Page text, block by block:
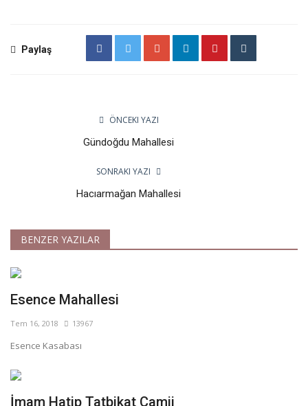
Paylaş
ÖNCEKI YAZI
Gündoğdu Mahallesi
SONRAKI YAZI
Hacıarmağan Mahallesi
BENZER YAZILAR
Esence Mahallesi
Tem 16, 2018 13967
Esence Kasabası
İmam Hatip Tatbikat Camii